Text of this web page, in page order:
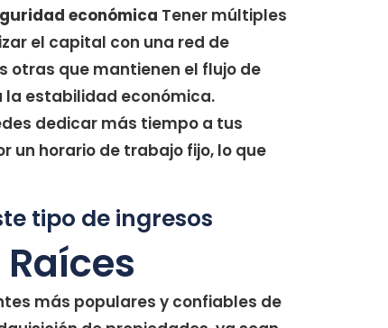
económica Tener múltiples
el capital con una red de
otras que mantienen el flujo de
la estabilidad económica.
dedicar más tiempo a tus
un horario de trabajo fijo, lo que
tipo de ingresos
más populares y confiables de